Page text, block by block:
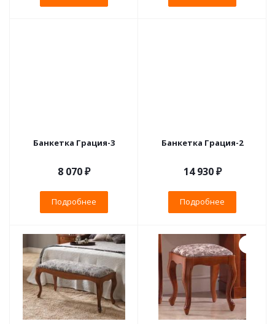
Банкетка Грация-3
8 070 ₽
Подробнее
Банкетка Грация-2
14 930 ₽
Подробнее